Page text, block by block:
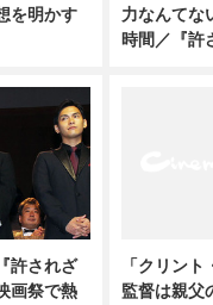
を明かす
力なんてな
時間／『許
許されざ
画祭で熱
「クリン
監督は親父